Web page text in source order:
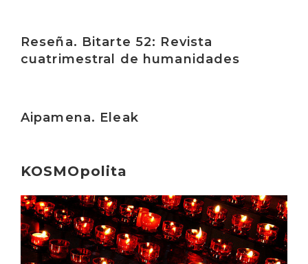
Reseña. Bitarte 52: Revista
cuatrimestral de humanidades
Aipamena. Eleak
KOSMOpolita
Irakurri